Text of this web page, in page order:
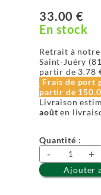
33.00 €
En stock
Retrait à
Saint-Juéry
partir de 3.78
Frais de port
partir de
Livraison
août en
Quantité :
- +
Ajouter